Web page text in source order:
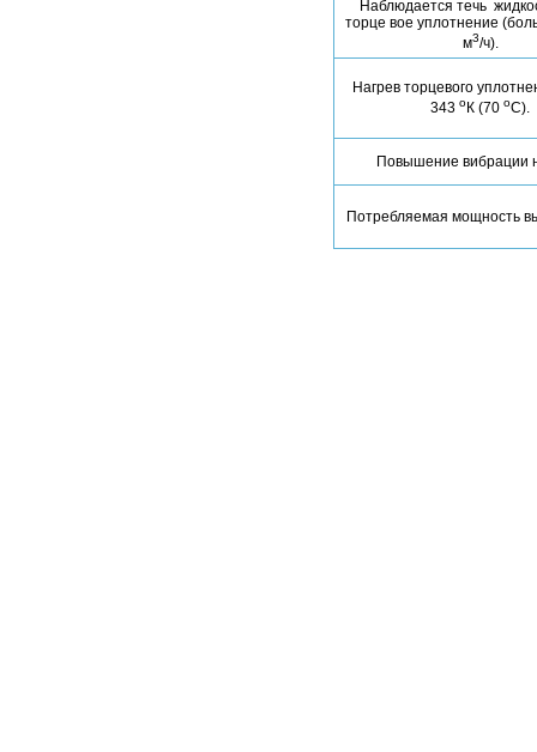
Наблюдается течь
торце вое уплотнение
м3/ч).
Нагрев торцевого
343 оК (70 оС).
Повышение вибрации
Потребляемая мощность